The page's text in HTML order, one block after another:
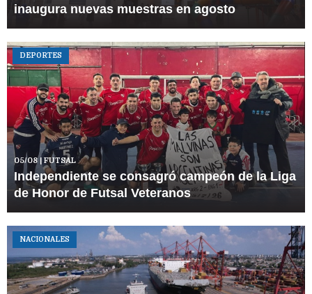
inaugura nuevas muestras en agosto
DEPORTES
05/08| FUTSAL
Independiente se consagró campeón de la Liga
de Honor de Futsal Veteranos
NACIONALES